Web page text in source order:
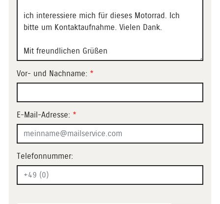
Vor- und Nachname: *
E-Mail-Adresse: *
Telefonnummer: